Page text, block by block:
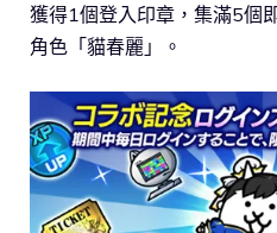
獲得1個登入印章，集滿5個
角色「貓春麗」。